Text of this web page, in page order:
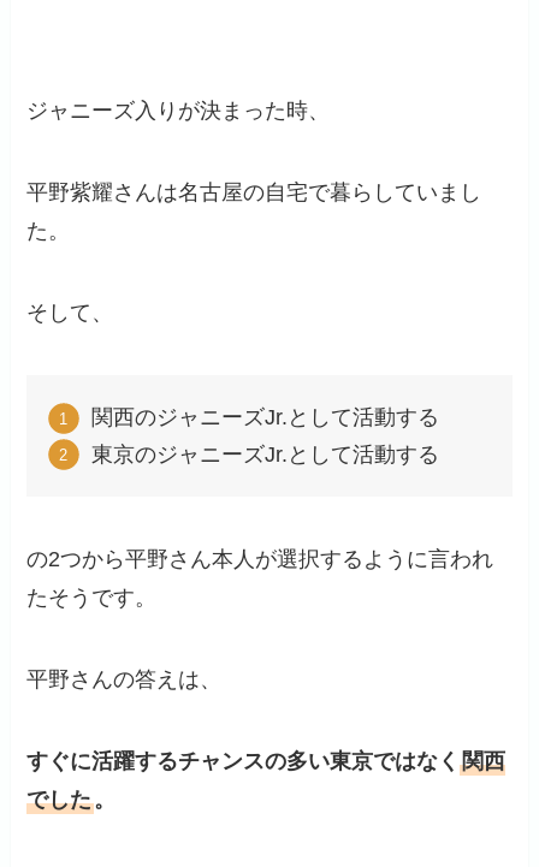
ジャニーズ入りが決まった時、
平野紫耀さんは名古屋の自宅で暮らしていまし
た。
そして、
関西のジャニーズJr.として活動する
東京のジャニーズJr.として活動する
の2つから平野さん本人が選択するように言われ
たそうです。
平野さんの答えは、
すぐに活躍するチャンスの多い東京ではなく関西
でした。